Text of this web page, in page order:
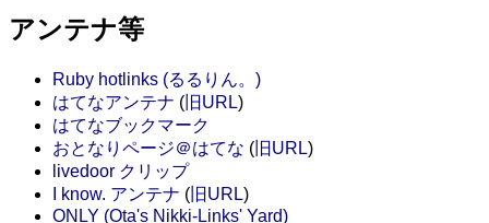
アンテナ等
Ruby hotlinks (るるりん。)
はてなアンテナ ( 旧URL)
はてなブックマーク
おとなりページ＠はてな ( 旧URL)
livedoor クリップ
I know. アンテナ ( 旧URL)
ONLY (Ota's Nikki-Links' Yard)